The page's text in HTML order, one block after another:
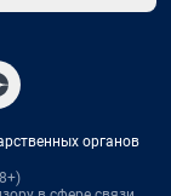
органов